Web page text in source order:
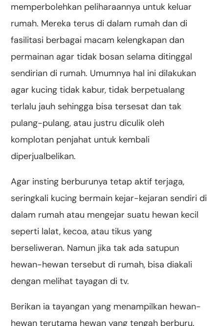
memperbolehkan peliharaannya untuk keluar
rumah. Mereka terus di dalam rumah dan di
fasilitasi berbagai macam kelengkapan dan
permainan agar tidak bosan selama ditinggal
sendirian di rumah. Umumnya hal ini dilakukan
agar kucing tidak kabur, tidak berpetualang
terlalu jauh sehingga bisa tersesat dan tak
pulang-pulang, atau justru diculik oleh
komplotan penjahat untuk kembali
diperjualbelikan.
Agar insting berburunya tetap aktif terjaga,
seringkali kucing bermain kejar-kejaran sendiri di
dalam rumah atau mengejar suatu hewan kecil
seperti lalat, kecoa, atau tikus yang
berseliweran. Namun jika tak ada satupun
hewan-hewan tersebut di rumah, bisa diakali
dengan melihat tayagan di tv.
Berikan ia tayangan yang menampilkan hewan-
hewan terutama hewan yang tengah berburu.